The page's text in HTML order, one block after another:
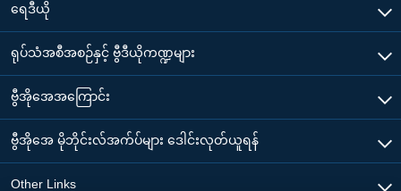
ရေဒီယို
ရုပ်သံအစီအစဉ်နှင့် ဗွီဒီယိုကဏ္ဍများ
ဗွီအိုအေအကြောင်း
ဗွီအိုအေ မိုဘိုင်းလ်အက်ပ်များ ဒေါင်းလုတ်ယူရန်
Other Links